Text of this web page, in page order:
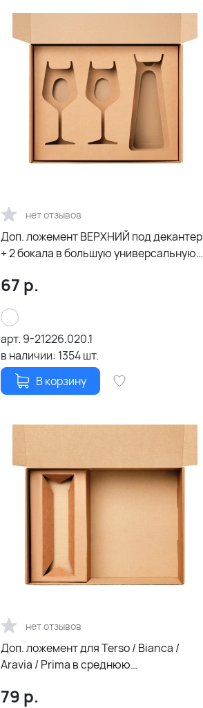
нет отзывов
Доп. ложемент ВЕРХНИЙ под декантер
+ 2 бокала в большую универсальную
67 р.
арт. 9-21226.020.1
в наличии: 1354шт.
В корзину
нет отзывов
Доп. ложемент для Terso / Bianca /
Aravia / Prima в среднюю
(арт.21002.020)
79 р.